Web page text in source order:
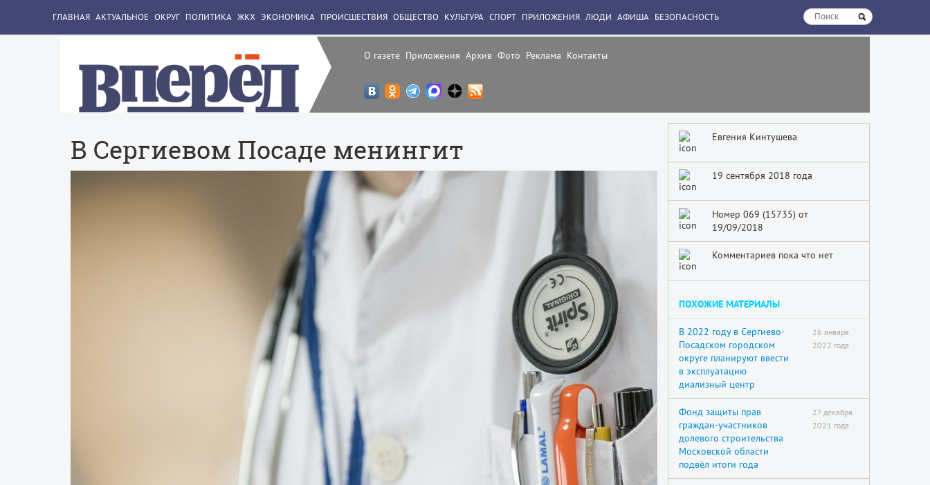
О газете Приложения Архив Фото Реклама Контакты
ГЛАВНАЯ АКТУАЛЬНОЕ ОКРУГ ПОЛИТИКА ЖКХ ЭКОНОМИКА ПРОИСШЕСТВИЯ ОБЩЕСТВО КУЛЬТУРА СПОРТ ПРИЛОЖЕНИЯ ЛЮДИ АФИША БЕЗОПАСНОСТЬ
В Сергиевом Посаде менингит Евгения Кинтушева
19 сентября 2018 года
Номер 069 (15735) от
19/09/2018
Комментариев пока что нет
ПОХОЖИЕ МАТЕРИАЛЫ
В 2022 году в Сергиево-
Посадском городском
округе планируют ввести
в эксплуатацию
диализный центр
26 января
2022 года
Фонд защиты прав
граждан-участников
долевого строительства
Московской области
подвёл итоги года
27 декабря
2021 года